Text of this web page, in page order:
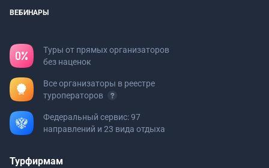
ВЕБИНАРЫ
Туры от прямых организаторов
без наценок
Все организаторы в реестре
туроператоров
Федеральный сервис: 97
направлений и 23 вида отдыха
Турфирмам